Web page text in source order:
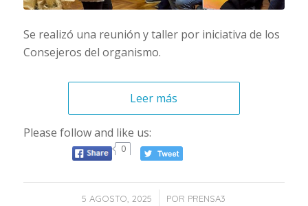
Se realizó una reunión y taller por iniciativa de los
Consejeros del organismo.
Leer más
Please follow and like us:
0
5 AGOSTO, 2025
/ POR PRENSA3